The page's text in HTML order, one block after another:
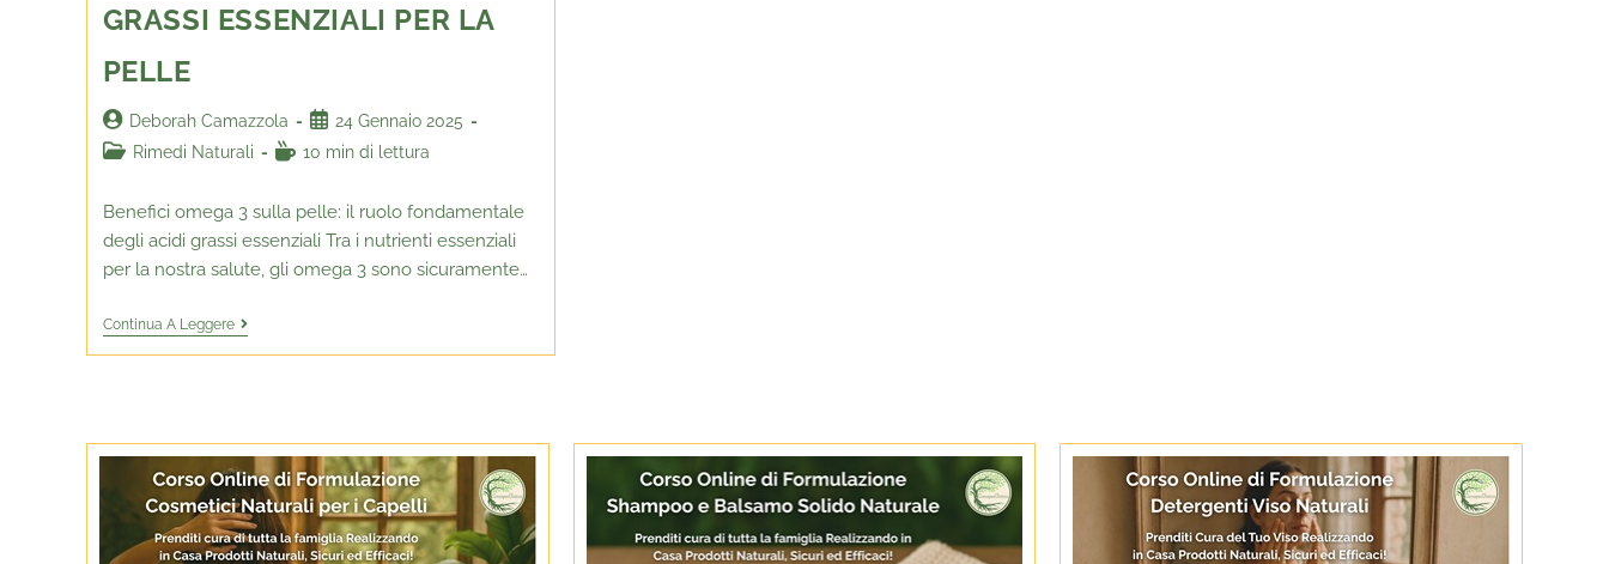
GRASSI ESSENZIALI PER LA
PELLE
Deborah Camazzola
24 Gennaio 2025
Rimedi Naturali
10 min di lettura
Benefici omega 3 sulla pelle: il ruolo fondamentale
degli acidi grassi essenziali Tra i nutrienti essenziali
per la nostra salute, gli omega 3 sono sicuramente…
Continua A Leggere